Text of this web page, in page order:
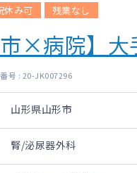
休み可 残業なし
市×病院】
号 : 20-JK007296
山形県山形市
腎/泌尿器外科